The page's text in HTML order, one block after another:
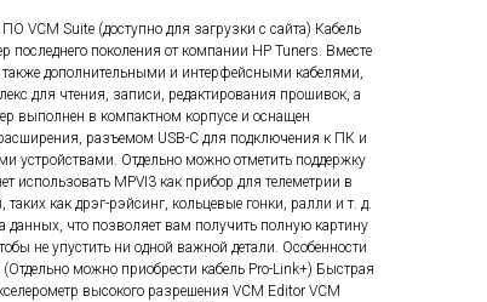
VCM Suite (доступно для загрузки с сайта) Кабель
поколения от компании HP Tuners. Вместе
дополнительными и интерфейсными кабелями,
для чтения, записи, редактирования прошивок, а
выполнен в компактном корпусе и оснащен
разъемом USB-С для подключения к ПК и
устройствами. Отдельно можно отметить поддержку
использовать MPVI3 как прибор для телеметрии в
как дрэг-рэйсинг, кольцевые гонки, ралли и т. д.
данных, что позволяет вам получить полную картину
не упустить ни одной важной детали. Особенности
можно приобрести кабель Pro-Link+) Быстрая
высокого разрешения VCM Editor VCM